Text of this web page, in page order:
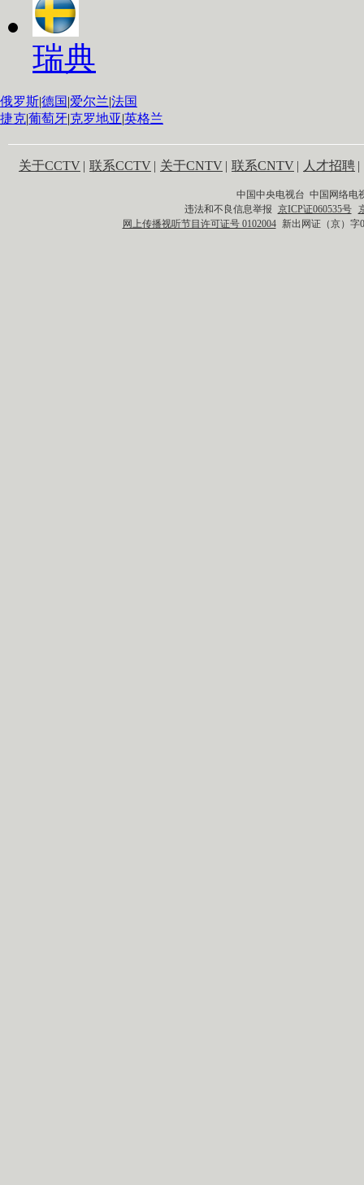
瑞典
俄罗斯|德国 |爱尔兰|法国
捷克|葡萄牙|克罗地亚|英格兰
关于CCTV | 联系CCTV | 关于CNTV | 联系CNTV | 人才招聘 |
中国中央电视台 中国网络电
违法和不良信息举报 京ICP证060535号
网上传播视听节目许可证号 0102004 新出网证（京）